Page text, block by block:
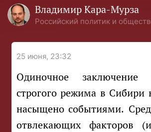
Владимир Кара-Мурза
Российский политик и
25 июня, 23:32
Одиночное заключение в тюрьме
строгого режима в Сибири
насыщено событиями.
отвлекающих факторов